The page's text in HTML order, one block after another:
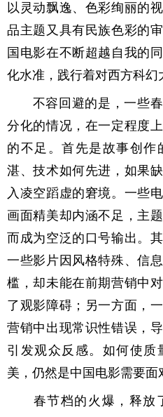
以灵动飘逸、色彩绚丽的
品主题又具有民族色彩的
国电影在不断超越自我的
化水准，践行着对西方科幻
不容回避的是，一些春
分化的情况，在一定程度
的不足。首先是故事创作
湛、技术如何先进，如果
入凌空蹈虚的窘境。一些
画面精美却内涵不足，主
而成为空泛的口号输出。
一些影片因风格特殊、信
槛，却未能在前期营销中
了观影障碍；另一方面，
营销中出现常识性错误，
引发观众反感。如何使质
美，仍然是中国电影需要面
春节档的火爆，释放